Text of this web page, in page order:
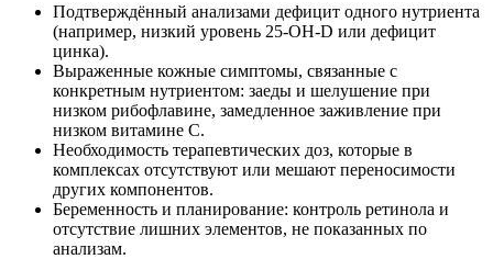
Подтверждённый анализами дефицит одного нутриента
(например, низкий уровень 25‑ОН‑D или дефицит
цинка).
Выраженные кожные симптомы, связанные с
конкретным нутриентом: заеды и шелушение при
низком рибофлавине, замедленное заживление при
низком витамине С.
Необходимость терапевтических доз, которые в
комплексах отсутствуют или мешают переносимости
других компонентов.
Беременность и планирование: контроль ретинола и
отсутствие лишних элементов, не показанных по
анализам.